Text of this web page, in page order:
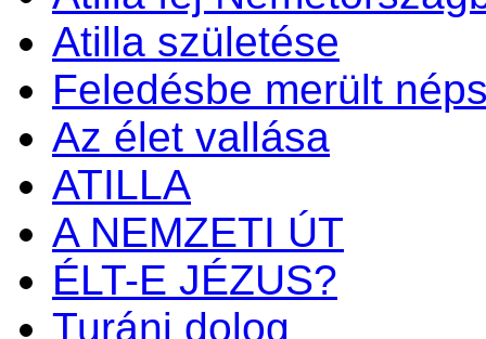
Atilla születése
Feledésbe merült
Az élet vallása
ATILLA
A NEMZETI ÚT
ÉLT-E JÉZUS?
Turáni dolog